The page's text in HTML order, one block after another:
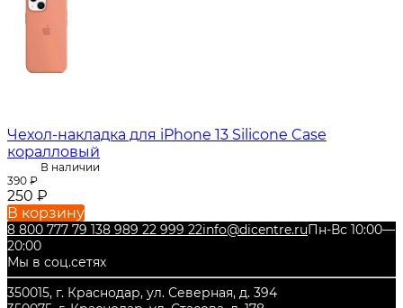
Чехол-накладка для iPhone 13 Silicone Case
коралловый
В наличии
390 ₽
250 ₽
В корзину
8 800 777 79 138 989 22 999 22info@dicentre.ruПн-Вс 10:00—
20:00
Мы в соц.сетях
350015, г. Краснодар, ул. Северная, д. 394